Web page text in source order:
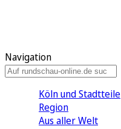
Navigation
Köln und Stadtteile
Region
Aus aller Welt